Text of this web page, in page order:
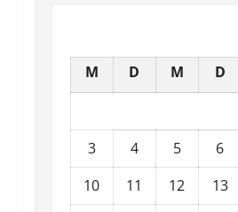
M D M D
3
4 5 6
10
11 12 13